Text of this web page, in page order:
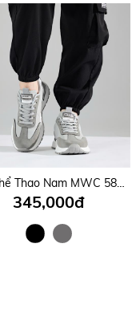
Giày Thể Thao Nam MWC 5860 - Giày Thể Thao Sneaker Nam Cổ Thấp, Mũi Tròn Bo Gọn Năng Động, Trẻ Trung, Thời Trang.
345,000đ